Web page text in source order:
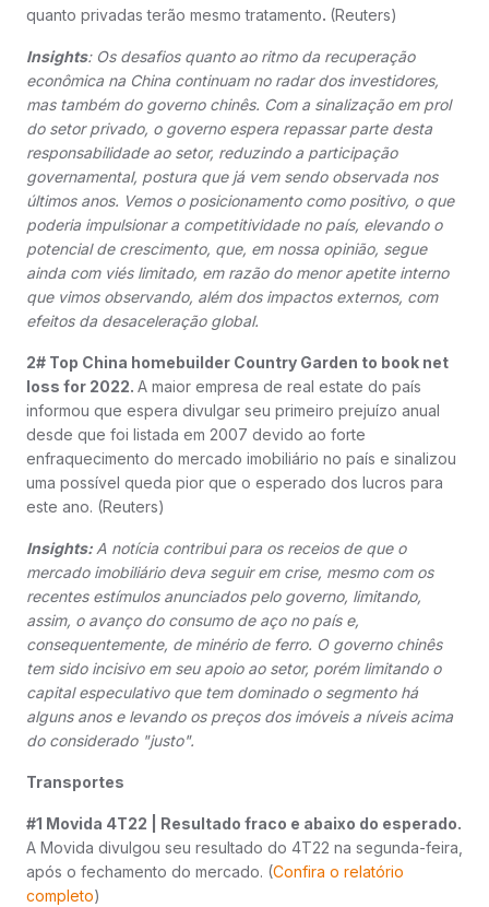
quanto privadas terão mesmo tratamento. (Reuters)
Insights: Os desafios quanto ao ritmo da recuperação
econômica na China continuam no radar dos investidores,
mas também do governo chinês. Com a sinalização em prol
do setor privado, o governo espera repassar parte desta
responsabilidade ao setor, reduzindo a participação
governamental, postura que já vem sendo observada nos
últimos anos. Vemos o posicionamento como positivo, o que
poderia impulsionar a competitividade no país, elevando o
potencial de crescimento, que, em nossa opinião, segue
ainda com viés limitado, em razão do menor apetite interno
que vimos observando, além dos impactos externos, com
efeitos da desaceleração global.
2# Top China homebuilder Country Garden to book net
loss for 2022. A maior empresa de real estate do país
informou que espera divulgar seu primeiro prejuízo anual
desde que foi listada em 2007 devido ao forte
enfraquecimento do mercado imobiliário no país e sinalizou
uma possível queda pior que o esperado dos lucros para
este ano. (Reuters)
Insights: A notícia contribui para os receios de que o
mercado imobiliário deva seguir em crise, mesmo com os
recentes estímulos anunciados pelo governo, limitando,
assim, o avanço do consumo de aço no país e,
consequentemente, de minério de ferro. O governo chinês
tem sido incisivo em seu apoio ao setor, porém limitando o
capital especulativo que tem dominado o segmento há
alguns anos e levando os preços dos imóveis a níveis acima
do considerado "justo".
Transportes
#1 Movida 4T22 | Resultado fraco e abaixo do esperado.
A Movida divulgou seu resultado do 4T22 na segunda-feira,
após o fechamento do mercado. (Confira o relatório
completo)